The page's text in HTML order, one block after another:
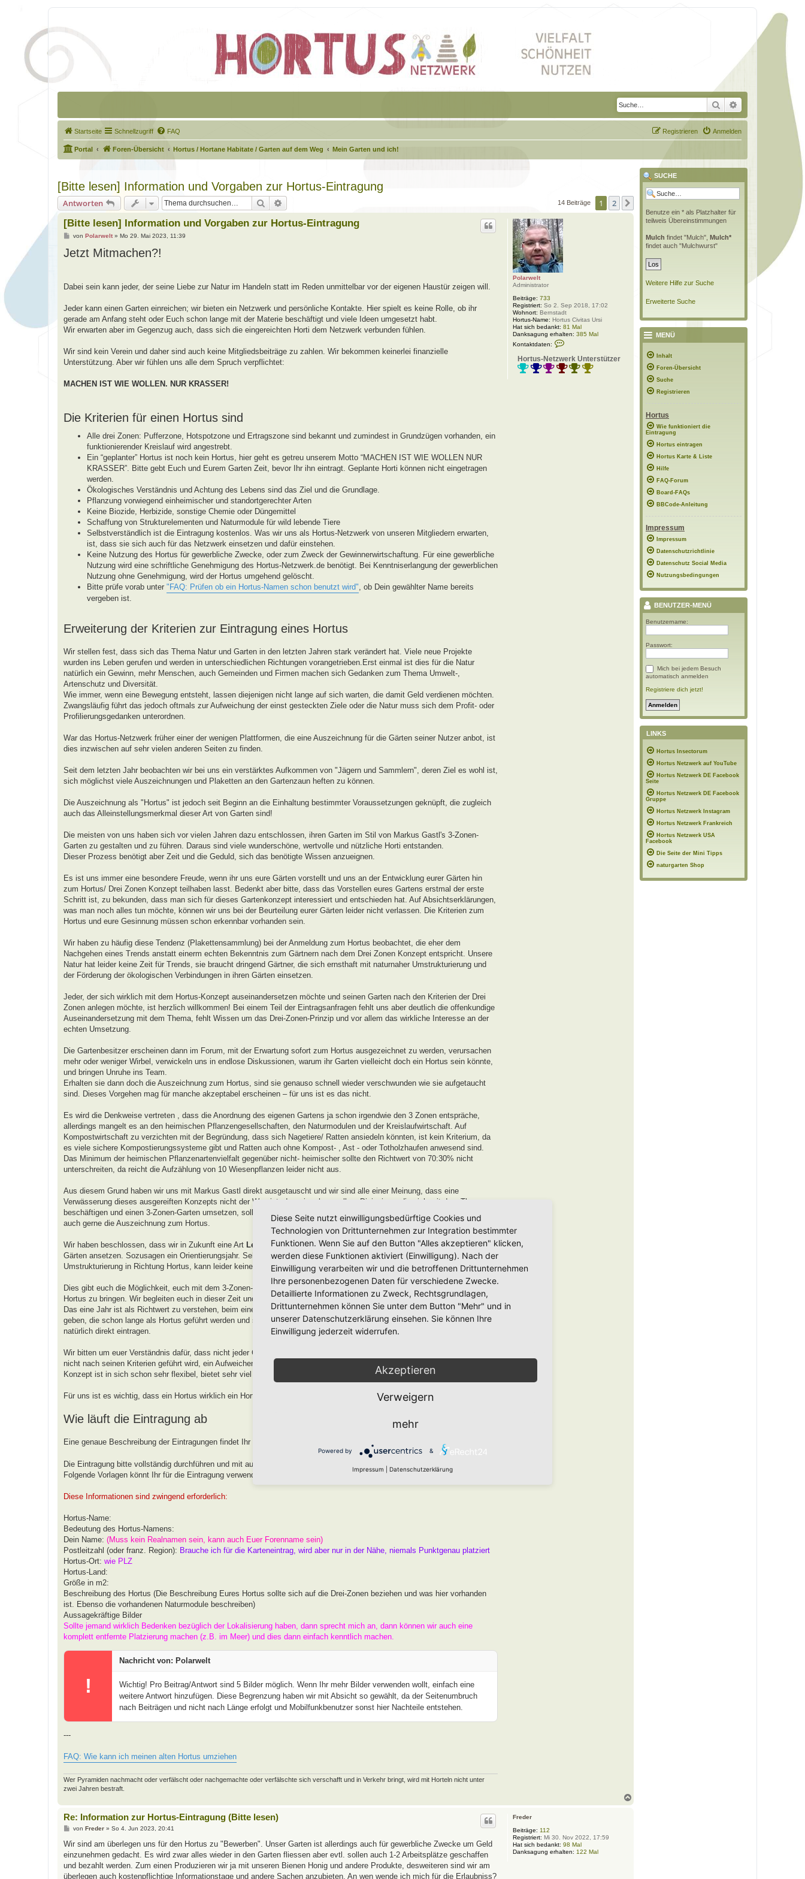
Suche Erweiterte Suche
Startseite Schnellzugriff FAQ Anmelden
Registrieren
Portal Foren-Übersicht Hortus / Hortane Habitate / Garten auf dem Weg Mein Garten und ich!
[Bitte lesen] Information und Vorgaben zur Hortus-Eintragung
Antworten Suche 14 Beiträge 1 2
Polarwelt
Administrator
Beiträge: 733
Registriert: So 2. Sep 2018, 17:02
Wohnort: Bernstadt
Hortus-Name: Hortus Civitas Ursi
Hat sich bedankt: 81 Mal
Danksagung erhalten: 385 Mal
Kontaktdaten:
t
a
Hortus-Netzwerk Unterstützer
[Bitte lesen] Information und Vorgaben zur Hortus-Eintragung
B
i
t
von Polarwelt» Mo 29. Mai 2023, 11:39
Jetzt Mitmachen?!
Dabei sein kann jeder, der seine Liebe zur Natur im Handeln statt im Reden unmittelbar vor der eigenen Haustür zeigen will.
Jeder kann einen Garten einreichen; wir bieten ein Netzwerk und persönliche Kontakte. Hier spielt es keine Rolle, ob ihr
gerade am Anfang steht oder Euch schon lange mit der Materie beschäftigt und viele Ideen umgesetzt habt.
Wir erwarten aber im Gegenzug auch, dass sich die eingereichten Horti dem Netzwerk verbunden fühlen.
Wir sind kein Verein und daher sind auch keine Mitgliedsbeiträge zu zahlen. Wir bekommen keinerlei finanzielle
Unterstützung. Aber wir fühlen uns alle dem Spruch verpflichtet:
MACHEN IST WIE WOLLEN. NUR KRASSER!
Die Kriterien für einen Hortus sind
Alle drei Zonen: Pufferzone, Hotspotzone und Ertragszone sind bekannt und zumindest in Grundzügen vorhanden, ein
funktionierender Kreislauf wird angestrebt.
Ein “geplanter” Hortus ist noch kein Hortus, hier geht es getreu unserem Motto “MACHEN IST WIE WOLLEN NUR
KRASSER”. Bitte gebt Euch und Eurem Garten Zeit, bevor Ihr ihn eintragt. Geplante Horti können nicht eingetragen
werden.
Ökologisches Verständnis und Achtung des Lebens sind das Ziel und die Grundlage.
Pflanzung vorwiegend einheimischer und standortgerechter Arten
Keine Biozide, Herbizide, sonstige Chemie oder Düngemittel
Schaffung von Strukturelementen und Naturmodule für wild lebende Tiere
Selbstverständlich ist die Eintragung kostenlos. Was wir uns als Hortus-Netzwerk von unseren Mitgliedern erwarten,
ist, dass sie sich auch für das Netzwerk einsetzen und dafür einstehen.
Keine Nutzung des Hortus für gewerbliche Zwecke, oder zum Zweck der Gewinnerwirtschaftung. Für eine gewerbliche
Nutzung wird eine schriftliche Genehmigung des Hortus-Netzwerk.de benötigt. Bei Kenntniserlangung der gewerblichen
Nutzung ohne Genehmigung, wird der Hortus umgehend gelöscht.
Bitte prüfe vorab unter "FAQ: Prüfen ob ein Hortus-Namen schon benutzt wird", ob Dein gewählter Name bereits
vergeben ist.
Erweiterung der Kriterien zur Eintragung eines Hortus
Wir stellen fest, dass sich das Thema Natur und Garten in den letzten Jahren stark verändert hat. Viele neue Projekte
wurden ins Leben gerufen und werden in unterschiedlichen Richtungen vorangetrieben.Erst einmal ist dies für die Natur
natürlich ein Gewinn, mehr Menschen, auch Gemeinden und Firmen machen sich Gedanken zum Thema Umwelt-,
Artenschutz und Diversität.
Wie immer, wenn eine Bewegung entsteht, lassen diejenigen nicht lange auf sich warten, die damit Geld verdienen möchten.
Zwangsläufig führt das jedoch oftmals zur Aufweichung der einst gesteckten Ziele oder die Natur muss sich dem Profit- oder
Profilierungsgedanken unterordnen.
War das Hortus-Netzwerk früher einer der wenigen Plattformen, die eine Auszeichnung für die Gärten seiner Nutzer anbot, ist
dies inzwischen auf sehr vielen anderen Seiten zu finden.
Seit dem letzten Jahr beobachten wir bei uns ein verstärktes Aufkommen von "Jägern und Sammlern", deren Ziel es wohl ist,
sich möglichst viele Auszeichnungen und Plaketten an den Gartenzaun heften zu können.
Die Auszeichnung als "Hortus" ist jedoch seit Beginn an die Einhaltung bestimmter Voraussetzungen geknüpft, die zugleich
auch das Alleinstellungsmerkmal dieser Art von Garten sind!
Die meisten von uns haben sich vor vielen Jahren dazu entschlossen, ihren Garten im Stil von Markus Gastl's 3-Zonen-
Garten zu gestalten und zu führen. Daraus sind viele wunderschöne, wertvolle und nützliche Horti entstanden.
Dieser Prozess benötigt aber Zeit und die Geduld, sich das benötigte Wissen anzueignen.
Es ist uns immer eine besondere Freude, wenn ihr uns eure Gärten vorstellt und uns an der Entwicklung eurer Gärten hin
zum Hortus/ Drei Zonen Konzept teilhaben lasst. Bedenkt aber bitte, dass das Vorstellen eures Gartens erstmal der erste
Schritt ist, zu bekunden, dass man sich für dieses Gartenkonzept interessiert und entschieden hat. Auf Absichtserklärungen,
was man noch alles tun möchte, können wir uns bei der Beurteilung eurer Gärten leider nicht verlassen. Die Kriterien zum
Hortus und eure Gesinnung müssen schon erkennbar vorhanden sein.
Wir haben zu häufig diese Tendenz (Plakettensammlung) bei der Anmeldung zum Hortus beobachtet, die eher dem
Nachgehen eines Trends anstatt einerm echten Bekenntnis zum Gärtnern nach dem Drei Zonen Konzept entspricht. Unsere
Natur hat leider keine Zeit für Trends, sie braucht dringend Gärtner, die sich ernsthaft mit naturnaher Umstrukturierung und
der Förderung der ökologischen Verbindungen in ihren Gärten einsetzen.
Jeder, der sich wirklich mit dem Hortus-Konzept auseinandersetzen möchte und seinen Garten nach den Kriterien der Drei
Zonen anlegen möchte, ist herzlich willkommen! Bei einem Teil der Eintragsanfragen fehlt uns aber deutlich die offenkundige
Auseinandersetzung mit dem Thema, fehlt Wissen um das Drei-Zonen-Prinzip und vor allem das wirkliche Interesse an der
echten Umsetzung.
Die Gartenbesitzer erscheinen dann im Forum, mit der Erwartung sofort zum Hortus ausgezeichnet zu werden, verursachen
mehr oder weniger Wirbel, verwickeln uns in endlose Diskussionen, warum ihr Garten vielleicht doch ein Hortus sein könnte,
und bringen Unruhe ins Team.
Erhalten sie dann doch die Auszeichnung zum Hortus, sind sie genauso schnell wieder verschwunden wie sie aufgetaucht
sind. Dieses Vorgehen mag für manche akzeptabel erscheinen – für uns ist es das nicht.
Es wird die Denkweise vertreten , dass die Anordnung des eigenen Gartens ja schon irgendwie den 3 Zonen entspräche,
allerdings mangelt es an den heimischen Pflanzengesellschaften, den Naturmodulen und der Kreislaufwirtschaft. Auf
Kompostwirtschaft zu verzichten mit der Begründung, dass sich Nagetiere/ Ratten ansiedeln könnten, ist kein Kriterium, da
es viele sichere Kompostierungssysteme gibt und Ratten auch ohne Kompost- , Ast - oder Totholzhaufen anwesend sind.
Das Minimum der heimischen Pflanzenartenvielfalt gegenüber nicht- heimischer sollte den Richtwert von 70:30% nicht
unterschreiten, da reicht die Aufzählung von 10 Wiesenpflanzen leider nicht aus.
Aus diesem Grund haben wir uns mit Markus Gastl direkt ausgetauscht und wir sind alle einer Meinung, dass eine
Verwässerung dieses ausgereiften Konzepts nicht der Weg ist, den wir gehen wollen. Diejenigen, die sich mit dem Thema
beschäftigen und einen 3-Zonen-Garten umsetzen, sollen mit recht Stolz auf ihr Werk sein können, und an die verleihen wir
auch gerne die Auszeichnung zum Hortus.
Wir haben beschlossen, dass wir in Zukunft eine Art Lehr- und Entwicklungszeit von einem Jahrfür neu eingereichte
Gärten ansetzen. Sozusagen ein Orientierungsjahr. Sehen wir in dieser Zeit keinerlei Weiterentwicklung oder
Umstrukturierung in Richtung Hortus, kann leider keine Auszeichnung von uns ausgesprochen werden.
Dies gibt euch die Möglichkeit, euch mit dem 3-Zonen-Modell auseinanderzusetzen und euren Garten auf den Weg zu einem
Hortus zu bringen. Wir begleiten euch in dieser Zeit und werden euch mit Tipps und Tricks unterstützen.
Das eine Jahr ist als Richtwert zu verstehen, beim einen mag es länger, beim anderen kürzer sein. Es mag auch Gärten
geben, die schon lange als Hortus geführt werden und sich nach Jahren einfach eintragen lassen möchten, diese werden wir
natürlich direkt eintragen.
Wir bitten um euer Verständnis dafür, dass nicht jeder Garten den " Namen HORTUS nach Markus Gastl" tragen kann, der
nicht nach seinen Kriterien geführt wird, ein Aufweichen oder Beugen der Kriterien ist nicht zielführend. Das Drei Zonen
Konzept ist in sich schon sehr flexibel, bietet sehr viel Raum und ausreichend Chancen zur Entwicklung.
Für uns ist es wichtig, dass ein Hortus wirklich ein Hortus ist und kein Garten, an dem ein Schild hängt.
Wie läuft die Eintragung ab
Eine genaue Beschreibung der Eintragungen findet Ihr unter Wie funktioniert die Eintragung Eurer Gartenprojekte
Die Eintragung bitte vollständig durchführen und mit aussagekräftigen Fotos unterlegen.
Folgende Vorlagen könnt Ihr für die Eintragung verwenden.
Diese Informationen sind zwingend erforderlich:
Hortus-Name:
Bedeutung des Hortus-Namens:
Dein Name: (Muss kein Realnamen sein, kann auch Euer Forenname sein)
Postleitzahl (oder franz. Region): Brauche ich für die Karteneintrag, wird aber nur in der Nähe, niemals Punktgenau platziert
Hortus-Ort: wie PLZ
Hortus-Land:
Größe in m2:
Beschreibung des Hortus (Die Beschreibung Eures Hortus sollte sich auf die Drei-Zonen beziehen und was hier vorhanden
ist. Ebenso die vorhandenen Naturmodule beschreiben)
Aussagekräftige Bilder
Sollte jemand wirklich Bedenken bezüglich der Lokalisierung haben, dann sprecht mich an, dann können wir auch eine
komplett entfernte Platzierung machen (z.B. im Meer) und dies dann einfach kenntlich machen.
!
Nachricht von: Polarwelt
Wichtig! Pro Beitrag/Antwort sind 5 Bilder möglich. Wenn Ihr mehr Bilder verwenden wollt, einfach eine
weitere Antwort hinzufügen. Diese Begrenzung haben wir mit Absicht so gewählt, da der Seitenumbruch
nach Beiträgen und nicht nach Länge erfolgt und Mobilfunkbenutzer sonst hier Nachteile entstehen.
---
FAQ: Wie kann ich meinen alten Hortus umziehen
Wer Pyramiden nachmacht oder verfälscht oder nachgemachte oder verfälschte sich verschafft und in Verkehr bringt, wird mit Horteln nicht unter
zwei Jahren bestraft.
Freder
Beiträge: 112
Registriert: Mi 30. Nov 2022, 17:59
Hat sich bedankt: 98 Mal
Danksagung erhalten: 122 Mal
Re: Information zur Hortus-Eintragung (Bitte lesen)
B
i
r
a
von Freder» So 4. Jun 2023, 20:41
Wir sind am überlegen uns für den Hortus zu "Bewerben". Unser Garten ist allerdings auch für gewerbliche Zwecke um Geld
einzunehmen gedacht. Es wird zwar alles wieder in den Garten fliessen aber evtl. sollen auch 1-2 Arbeitsplätze geschaffen
und bezahlt werden. Zum einen Produzieren wir ja mit unseren Bienen Honig und andere Produkte, desweiteren sind wir am
überlegen auch kostenpflichtige Informationstage und andere Sachen anzubieten. An wen wende ich mich für die Erlaubniss?
SUCHE
Benutze ein * als Platzhalter für
teilweis Übereinstimmungen
Mulch findet "Mulch", Mulch*
findet auch "Mulchwurst"
Weitere Hilfe zur Suche
Erweiterte Suche
MENÜ
Inhalt
Foren-Übersicht
Suche
Registrieren
Hortus
Wie funktioniert die
Eintragung
Hortus eintragen
Hortus Karte & Liste
Hilfe
FAQ-Forum
Board-FAQs
BBCode-Anleitung
Impressum
Impressum
Datenschutzrichtlinie
Datenschutz Social Media
Nutzungsbedingungen
BENUTZER-MENÜ
Benutzername:
Passwort:
Mich bei jedem Besuch
automatisch anmelden
Registriere dich jetzt!
LINKS
Hortus Insectorum
Hortus Netzwerk auf YouTube
Hortus Netzwerk DE Facebook
Seite
Hortus Netzwerk DE Facebook
Gruppe
Hortus Netzwerk Instagram
Hortus Netzwerk Frankreich
Hortus Netzwerk USA
Facebook
Die Seite der Mini Tipps
naturgarten Shop
Diese Seite nutzt einwilligungsbedürftige Cookies und
Technologien von Drittunternehmen zur Integration bestimmter
Funktionen. Wenn Sie auf den Button "Alles akzeptieren" klicken,
werden diese Funktionen aktiviert (Einwilligung). Nach der
Einwilligung verarbeiten wir und die betroffenen Drittunternehmen
Ihre personenbezogenen Daten für verschiedene Zwecke.
Detaillierte Informationen zu Zweck, Rechtsgrundlagen,
Drittunternehmen können Sie unter dem Button "Mehr" und in
unserer Datenschutzerklärung einsehen. Sie können Ihre
Einwilligung jederzeit widerrufen.
Akzeptieren
Verweigern
mehr
Powered by &
Impressum Datenschutzerklärung